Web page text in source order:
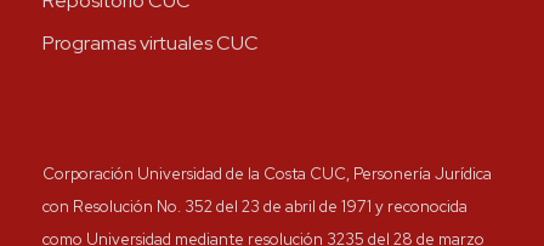
Programas virtuales CUC
Corporación Universidad de la Costa CUC, Personería Jurídica
con Resolución No. 352 del 23 de abril de 1971 y reconocida
como Universidad mediante resolución 3235 del 28 de marzo